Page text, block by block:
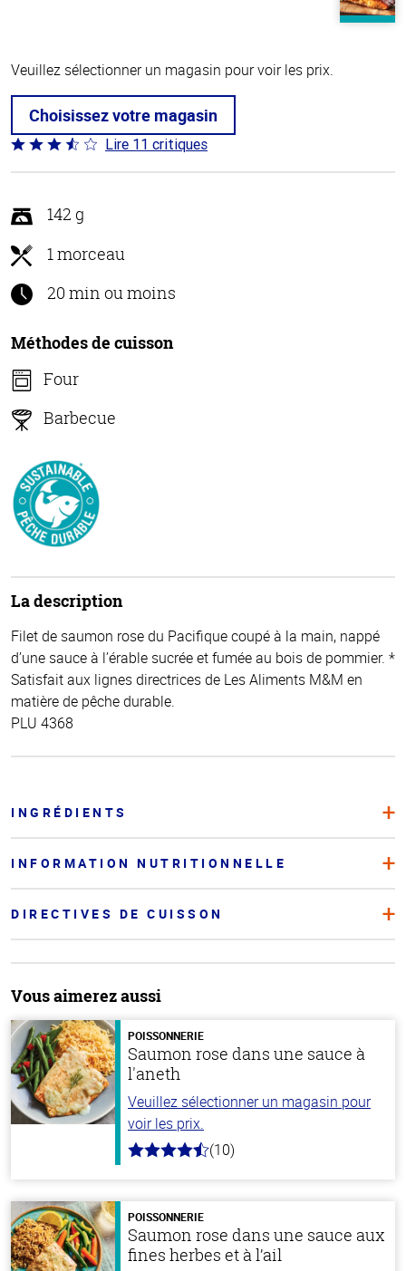
Veuillez sélectionner un magasin pour voir les prix.
Choisissez votre magasin
Coté
3.5 sur
Lire 11 critiques
142 g
1 morceau
20 min ou moins
Méthodes de cuisson
Four
Barbecue
La description
Filet de saumon rose du Pacifique coupé à la main, nappé
d’une sauce à l’érable sucrée et fumée au bois de pommier. *
Satisfait aux lignes directrices de Les Aliments M&M en
matière de pêche durable.
PLU 4368
INGRÉDIENTS
INFORMATION NUTRITIONNELLE
DIRECTIVES DE CUISSON
Vous aimerez aussi
POISSONNERIE
Saumon rose dans une sauce à
l'aneth
Veuillez sélectionner un magasin pour
voir les prix.
4.5
stars
(10)
POISSONNERIE
Saumon rose dans une sauce aux
fines herbes et à l’ail